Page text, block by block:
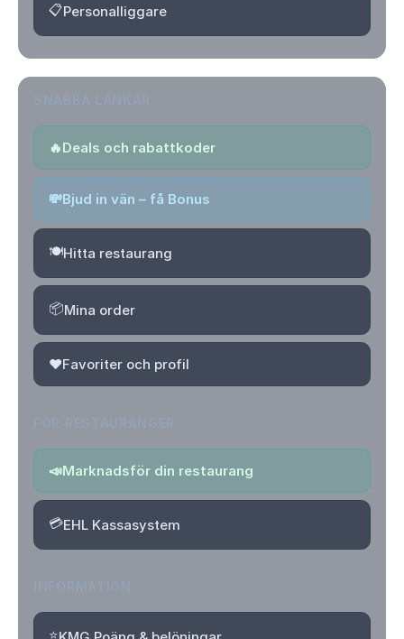
📋Personalliggare
🔥Deals och rabattkoder
💸Bjud in vän – få Bonus
🍽️Hitta restaurang
📦Mina order
❤️Favoriter och profil
📣Marknadsför din restaurang
💳EHL Kassasystem
⭐